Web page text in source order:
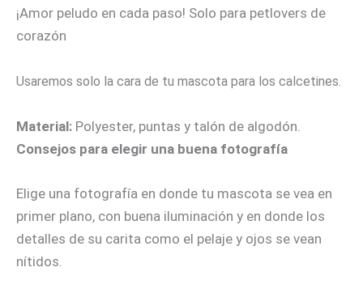
¡Amor peludo en cada paso! Solo para petlovers de
corazón
Usaremos solo la cara de tu mascota para los calcetines.
Material: Polyester, puntas y talón de algodón.
Consejos para elegir una buena fotografía
Elige una fotografía en donde tu mascota se vea en
primer plano, con buena iluminación y en donde los
detalles de su carita como el pelaje y ojos se vean
nítidos.